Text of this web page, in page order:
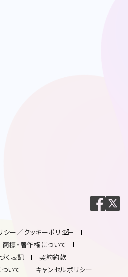
シー／クッキーポリシー
商標・著作権について
く表記
契約約款
いて
キャンセルポリシー